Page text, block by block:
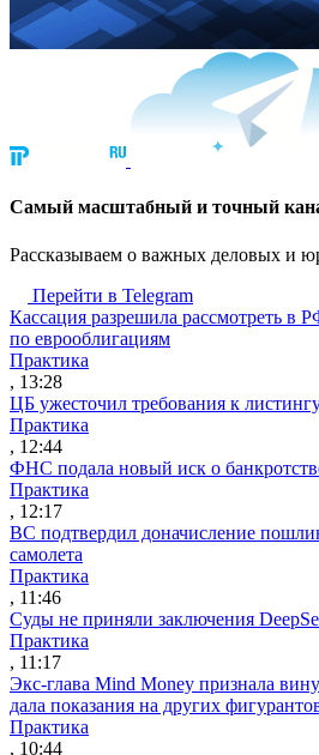
Cамый масштабный и точный
Рассказываем о важных деловых и
Перейти в Telegram
Кассация разрешила рассмотреть в
по еврооблигациям
Практика
, 13:28
ЦБ ужесточил требования к
Практика
, 12:44
ФНС подала новый иск о
Практика
, 12:17
ВС подтвердил доначисление
самолета
Практика
, 11:46
Суды не приняли заключения
Практика
, 11:17
Экс-глава Mind Money признала
дала показания на других
Практика
, 10:44